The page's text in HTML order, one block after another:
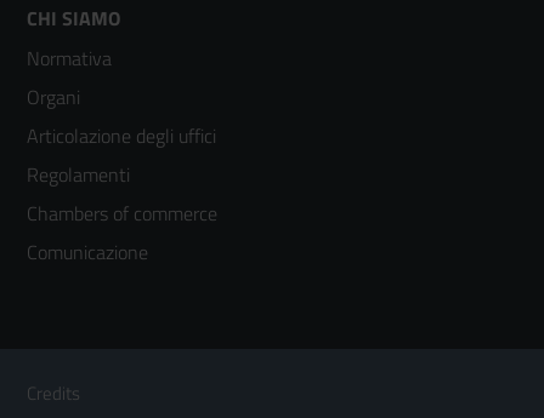
Footer
menù
colonna
3
CHI SIAMO
Normativa
Organi
Articolazione degli uffici
Regolamenti
Chambers of commerce
Comunicazione
Footer
Credits